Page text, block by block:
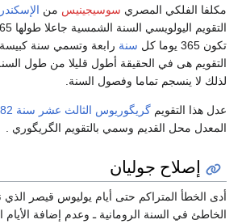
مكلفا الفلكي المصري سوسيجينيس من
تكون 365 يوما كل
سنة رابعة وتسمي سنة
التقويم هى في الحقيقة أطول قليلا من طول
لذلك لا ينسجم تماما وفصول السنة.
عدل هذا التقويم گريگوريوس الثالث عشر سنة
المعدل محل القديم وسمي بالتقويم الگريگوري .
إصلاح جوليان
أدى الخطأ المتراكم حتى أيام يوليوس قيصر
الخاطئ في السنة الرومانية ـ وعدم إضافة الأيام